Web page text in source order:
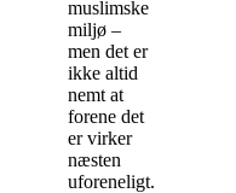
muslimske
miljø –
men det er
ikke altid
nemt at
forene det
er virker
næsten
uforeneligt.